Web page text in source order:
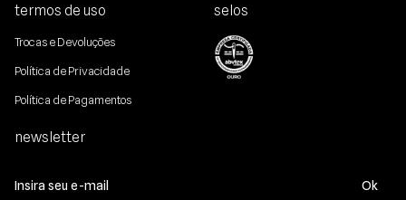
termos de uso
Trocas e Devoluções
Política de Privacidade
Política de Pagamentos
selos
newsletter